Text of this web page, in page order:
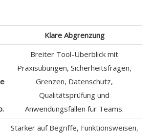
Klare Abgrenzung
Breiter Tool-Überblick mit
Praxisübungen, Sicherheitsfragen,
Grenzen, Datenschutz,
Qualitätsprüfung und
Anwendungsfällen für Teams.
Stärker auf Begriffe, Funktionsweisen,